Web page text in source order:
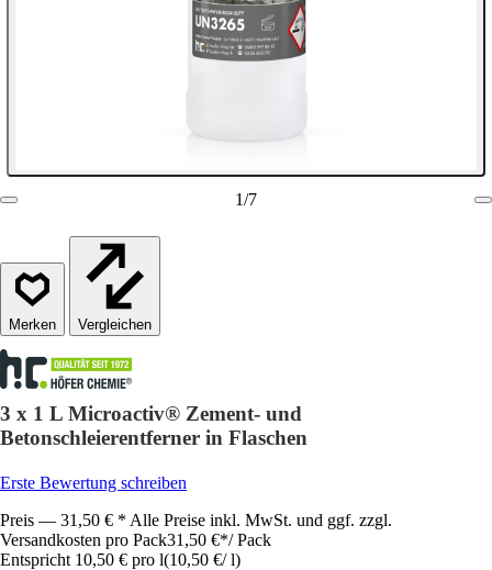
1/7
Vergleichen
3 x 1 L Microactiv® Zement- und
Betonschleierentferner in Flaschen
Erste Bewertung schreiben
Preis — 31,50 € * Alle Preise inkl. MwSt. und ggf. zzgl.
Versandkosten pro Pack31,50 €*/ Pack
Entspricht 10,50 € pro l(10,50 €/ l)